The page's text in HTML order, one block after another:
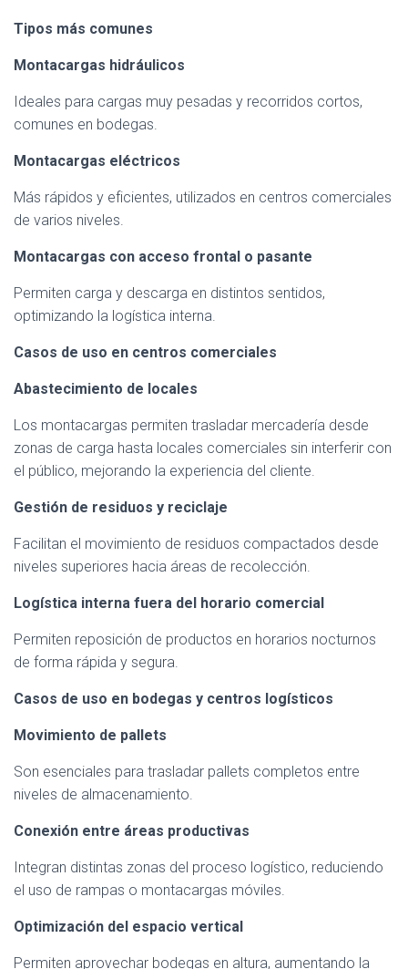
Tipos más comunes
Montacargas hidráulicos
Ideales para cargas muy pesadas y recorridos cortos,
comunes en bodegas.
Montacargas eléctricos
Más rápidos y eficientes, utilizados en centros comerciales
de varios niveles.
Montacargas con acceso frontal o pasante
Permiten carga y descarga en distintos sentidos,
optimizando la logística interna.
Casos de uso en centros comerciales
Abastecimiento de locales
Los montacargas permiten trasladar mercadería desde
zonas de carga hasta locales comerciales sin interferir con
el público, mejorando la experiencia del cliente.
Gestión de residuos y reciclaje
Facilitan el movimiento de residuos compactados desde
niveles superiores hacia áreas de recolección.
Logística interna fuera del horario comercial
Permiten reposición de productos en horarios nocturnos
de forma rápida y segura.
Casos de uso en bodegas y centros logísticos
Movimiento de pallets
Son esenciales para trasladar pallets completos entre
niveles de almacenamiento.
Conexión entre áreas productivas
Integran distintas zonas del proceso logístico, reduciendo
el uso de rampas o montacargas móviles.
Optimización del espacio vertical
Permiten aprovechar bodegas en altura, aumentando la